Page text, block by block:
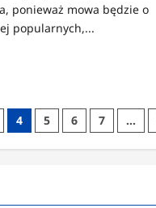
ponieważ mowa będzie o
popularnych,...
4 5 6 7 …